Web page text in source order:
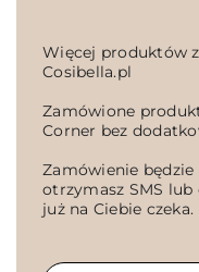
Więcej produktów
Cosibella.pl
Zamówione
Corner bez
Zamówienie
otrzymasz SMS
już na Ciebie czeka.